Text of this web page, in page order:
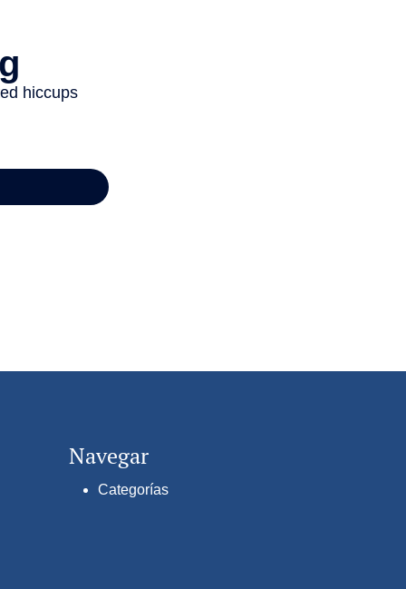
Navegar
Categorías